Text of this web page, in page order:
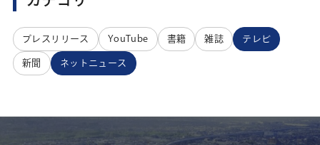
プレスリリース YouTube 書籍 雑誌 テレビ
新聞 ネットニュース